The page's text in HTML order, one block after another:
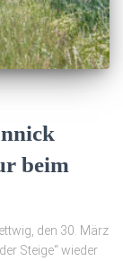
beim
den 30. März
Steige“ wieder